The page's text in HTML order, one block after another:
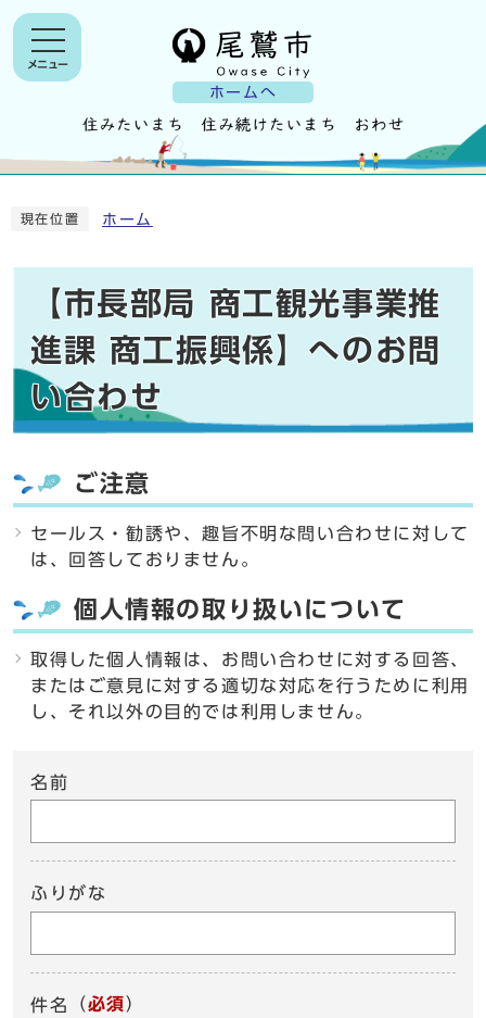
ホームへ
メニュー
現在位置 ホーム
【市長部局 商工観光事業推
進課 商工振興係】へのお問
い合わせ
ご注意
セールス・勧誘や、趣旨不明な問い合わせに対して
は、回答しておりません。
個人情報の取り扱いについて
取得した個人情報は、お問い合わせに対する回答、
またはご意見に対する適切な対応を行うために利用
し、それ以外の目的では利用しません。
名前
ふりがな
件名 （必須）